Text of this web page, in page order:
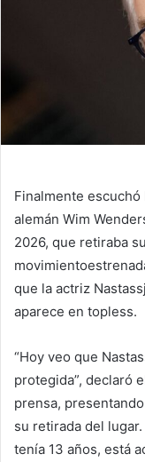
Finalmente
alemán Wim
2026, que retiraba
movimiento
que la actriz
aparece en topless.
“Hoy veo que
protegida”, declaró
prensa,
su retirada del
tenía 13 años, está